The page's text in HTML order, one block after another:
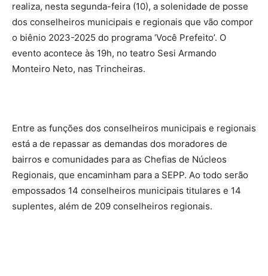
realiza, nesta segunda-feira (10), a solenidade de posse
dos conselheiros municipais e regionais que vão compor
o biênio 2023-2025 do programa ‘Você Prefeito’. O
evento acontece às 19h, no teatro Sesi Armando
Monteiro Neto, nas Trincheiras.
Entre as funções dos conselheiros municipais e regionais
está a de repassar as demandas dos moradores de
bairros e comunidades para as Chefias de Núcleos
Regionais, que encaminham para a SEPP. Ao todo serão
empossados 14 conselheiros municipais titulares e 14
suplentes, além de 209 conselheiros regionais.